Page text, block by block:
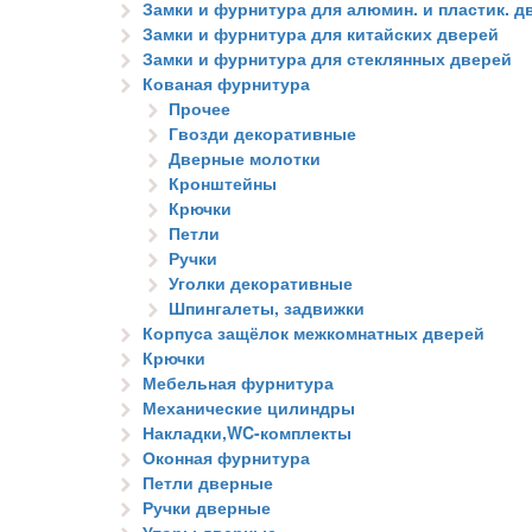
Замки и фурнитура для алюмин. и пластик.
Замки и фурнитура для китайских дверей
Замки и фурнитура для стеклянных дверей
Кованая фурнитура
Прочее
Гвозди декоративные
Дверные молотки
Кронштейны
Крючки
Петли
Ручки
Уголки декоративные
Шпингалеты, задвижки
Корпуса защёлок межкомнатных дверей
Крючки
Мебельная фурнитура
Механические цилиндры
Накладки,WC-комплекты
Оконная фурнитура
Петли дверные
Ручки дверные